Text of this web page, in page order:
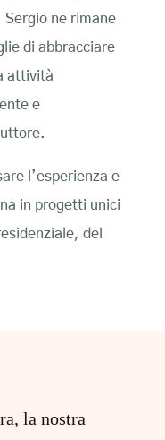
ne rimane
di abbracciare
attività
e
l’esperienza e
in progetti unici
del
la nostra